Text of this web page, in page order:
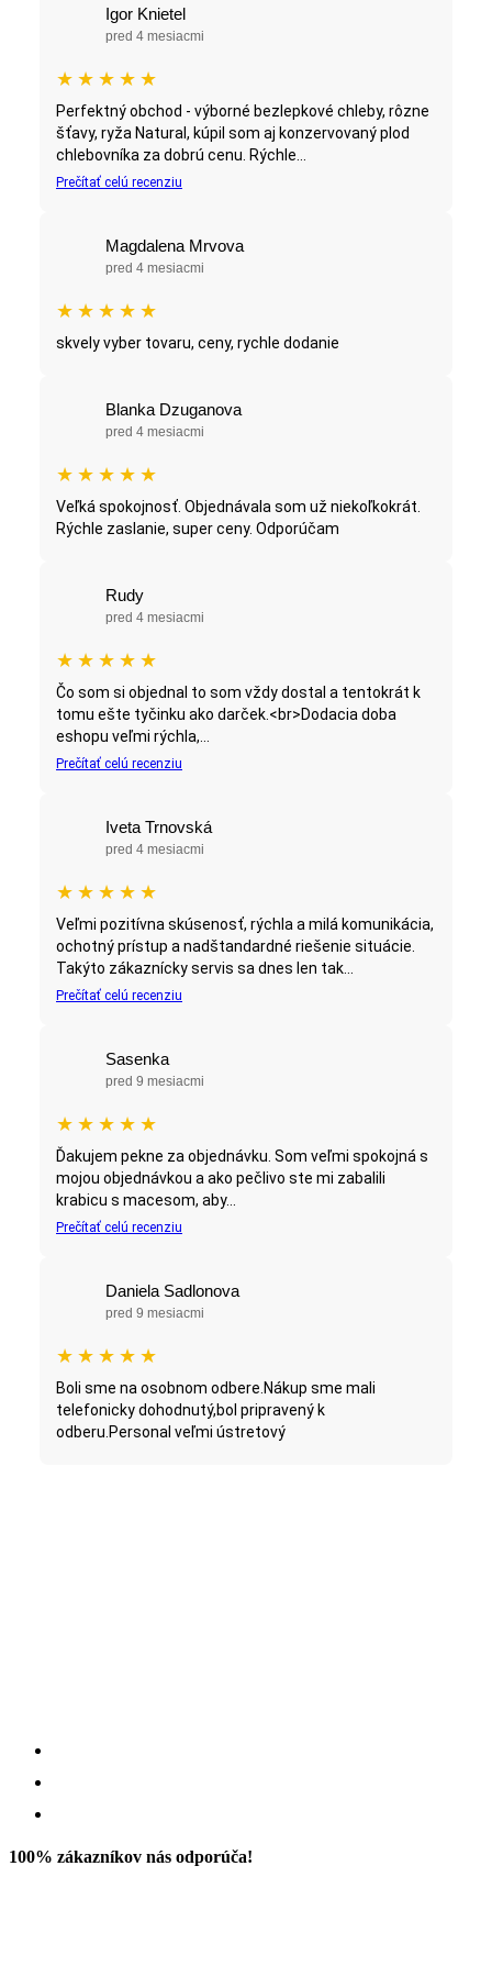
Igor Knietel
pred 4 mesiacmi
★ ★ ★ ★ ★
Perfektný obchod - výborné bezlepkové chleby, rôzne
šťavy, ryža Natural, kúpil som aj konzervovaný plod
chlebovníka za dobrú cenu. Rýchle...
Prečítať celú recenziu
Magdalena Mrvova
pred 4 mesiacmi
★ ★ ★ ★ ★
skvely vyber tovaru, ceny, rychle dodanie
Blanka Dzuganova
pred 4 mesiacmi
★ ★ ★ ★ ★
Veľká spokojnosť. Objednávala som už niekoľkokrát.
Rýchle zaslanie, super ceny. Odporúčam
Rudy
pred 4 mesiacmi
★ ★ ★ ★ ★
Čo som si objednal to som vždy dostal a tentokrát k
tomu ešte tyčinku ako darček.<br>Dodacia doba
eshopu veľmi rýchla,...
Prečítať celú recenziu
Iveta Trnovská
pred 4 mesiacmi
★ ★ ★ ★ ★
Veľmi pozitívna skúsenosť, rýchla a milá komunikácia,
ochotný prístup a nadštandardné riešenie situácie.
Takýto zákaznícky servis sa dnes len tak...
Prečítať celú recenziu
Sasenka
pred 9 mesiacmi
★ ★ ★ ★ ★
Ďakujem pekne za objednávku. Som veľmi spokojná s
mojou objednávkou a ako pečlivo ste mi zabalili
krabicu s macesom, aby...
Prečítať celú recenziu
Daniela Sadlonova
pred 9 mesiacmi
★ ★ ★ ★ ★
Boli sme na osobnom odbere.Nákup sme mali
telefonicky dohodnutý,bol pripravený k
odberu.Personal veľmi ústretový
100% zákazníkov nás odporúča!